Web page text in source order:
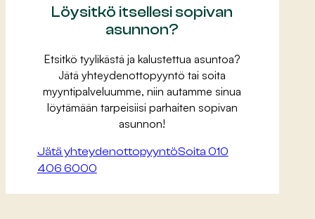
Löysitkö itsellesi sopivan
asunnon?
Etsitkö tyylikästä ja kalustettua asuntoa?
Jätä yhteydenottopyyntö tai soita
myyntipalveluumme, niin autamme sinua
löytämään tarpeisiisi parhaiten sopivan
asunnon!
Jätä yhteydenottopyyntöSoita 010
406 6000